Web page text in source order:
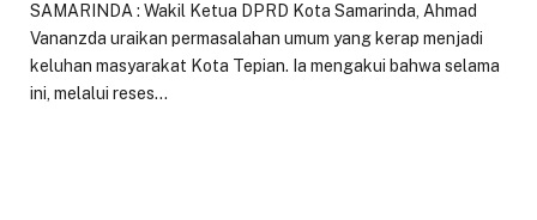
SAMARINDA : Wakil Ketua DPRD Kota Samarinda, Ahmad
Vananzda uraikan permasalahan umum yang kerap menjadi
keluhan masyarakat Kota Tepian. Ia mengakui bahwa selama
ini, melalui reses…